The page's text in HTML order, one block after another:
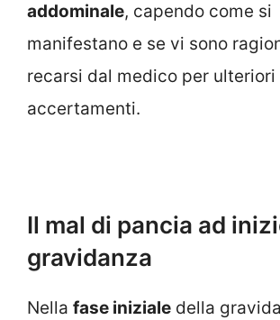
addominale, capendo come si
manifestano e se vi sono
recarsi dal medico per ulteriori
accertamenti.
Il mal di pancia ad
gravidanza
Nella fase iniziale della